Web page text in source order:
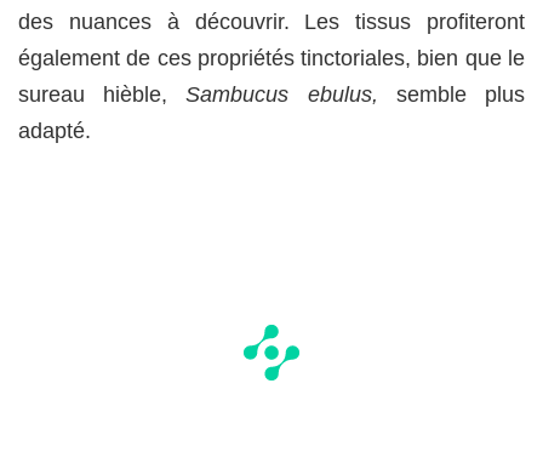
des nuances à découvrir. Les tissus profiteront
également de ces propriétés tinctoriales, bien que le
sureau hièble,Sambucus ebulus, semble
plus
adapté.